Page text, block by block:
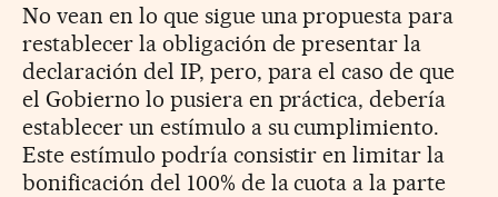
No vean en lo que sigue una propuesta para
restablecer la obligación de presentar la
declaración del IP, pero, para el caso de que
el Gobierno lo pusiera en práctica, debería
establecer un estímulo a su cumplimiento.
Este estímulo podría consistir en limitar la
bonificación del 100% de la cuota a la parte